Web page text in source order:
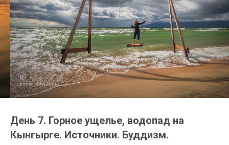
День 7. Горное ущелье, водопад на
Кынгырге. Источники. Буддизм.